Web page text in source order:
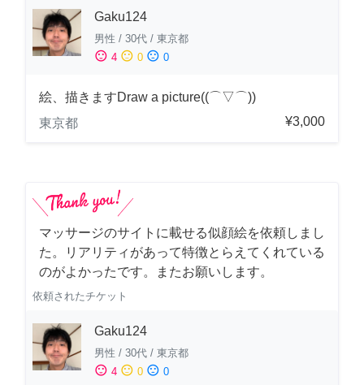
Gaku124
男性 / 30代 / 東京都
sentiment_satisfied 4 sentiment_neutral 0 sentiment_dissatisfied 0
絵、描きますDraw a picture((⌒▽⌒))
東京都
¥3,000
マッサージのサイトに載せる似顔絵を依頼しまし
た。リアリティがあって特徴とらえてくれている
のがよかったです。またお願いします。
依頼されたチケット
Gaku124
男性 / 30代 / 東京都
sentiment_satisfied 4 sentiment_neutral 0 sentiment_dissatisfied 0